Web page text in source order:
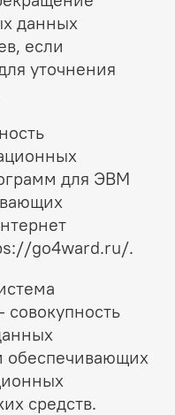
данных
если
уточнения
для ЭВМ
go4ward.ru/.
обеспечивающих
средств.